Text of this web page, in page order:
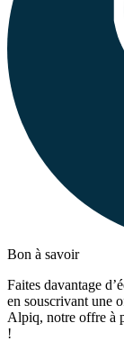
Bon à savoir
Faites davantage
en souscrivant une
Alpiq, notre offre à
!